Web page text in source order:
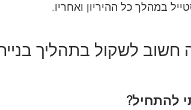
במהלך כל ההיריון ואחריו.
חשוב לשקול בתהליך
להתחיל?